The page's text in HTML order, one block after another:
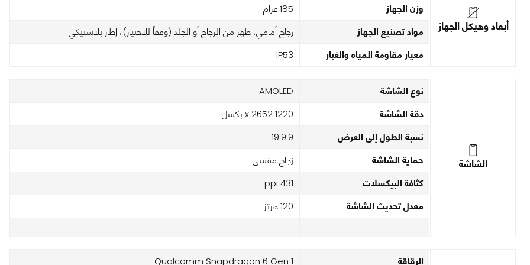
أبعاد وهيكل الجهاز
وزن الجهاز 185 غرام
مواد تصنيع الجهاز زجاج أمامي، ظهر من الزجاج أو الجلد (وفقاً للاختيار)، إطار بلاستيكي
معيار مقاومة المياه والغبار IP53
الشاشة
نوع الشاشة AMOLED
دقة الشاشة 1220 x 2652 بكسل
نسبة الطول إلى العرض 19.9:9
حماية الشاشة زجاج مقسى
كثافة البيكسلات 431 ppi
معدل تحديث الشاشة 120 هرتز
الرقاقة Qualcomm Snapdragon 6 Gen 1